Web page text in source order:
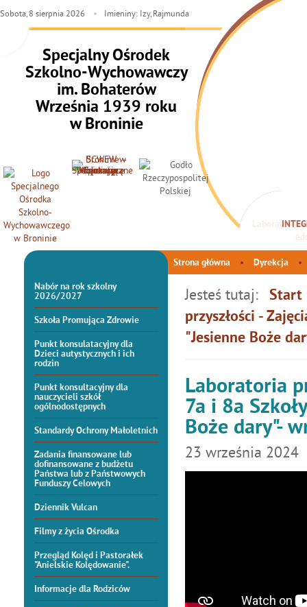
Specjalny Ośrodek
Szkolno-Wychowawczy
im. Bohaterów
Września 1939 roku
w Broninie
Sobota, 8 sierpnia 2026 Imieniny: Izy, Rajmunda
Strona główna Dyrekcja
Nabór na rok szkolny
2026/2027
Szkoła Promująca Zdrowie
Punkt konsulatacyjny dla
Dzieci autystycznych i ich
rodzin
Punkt konsultacyjny dla
nauczycieli szkół
ogólnodostępnych
Standardy Ochrony Małoletnich
Zadania finansowane lub
dofinansowane z budżetu
Państwa lub z Państwowych
Funduszy Celowych
Dziennik Vulcan
Filmy z życia Ośrodka
Przegląd Kolęd i Pastorałek
"Anielskie Kolędowanie".
Informacje dla Rodziców
Jesteś tutaj: Start
przyszłości -
"Jesienne Boże
Laboratoria
7a i 8a
Boże dary"-
23 września 2024